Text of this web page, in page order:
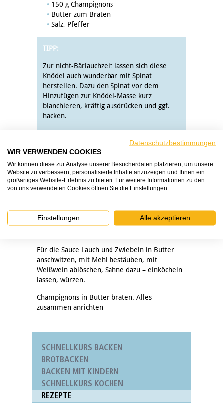
SCHNELLKURS BACKEN
BROTBACKEN
BACKEN MIT KINDERN
SCHNELLKURS KOCHEN
REZEPTE
150 g Champignons
Butter zum Braten
Salz, Pfeffer
TIPP:
Zur nicht-Bärlauchzeit lassen sich diese
Knödel auch wunderbar mit Spinat
herstellen. Dazu den Spinat vor dem
Hinzufügen zur Knödel-Masse kurz
blanchieren, kräftig ausdrücken und ggf.
hacken.
ZUBEREITUNG:
Brötchen vom Vortag in feine Würfel
schneiden, Zwiebel und Bärlauch hacken, mit
10 min. ziehen lassen, Knödel formen. In
siedendem Wasser ca. 15 Min. garziehen,
Für die Sauce Lauch und Zwiebeln in Butter
anschwitzen, mit Mehl bestäuben, mit
Weißwein ablöschen, Sahne dazu – einköcheln
lassen, würzen.
Champignons in Butter braten. Alles
zusammen anrichten
Datenschutzbestimmungen
WIR VERWENDEN COOKIES
Wir können diese zur Analyse unserer Besucherdaten platzieren, um unsere
Website zu verbessern, personalisierte Inhalte anzuzeigen und Ihnen ein
großartiges Website-Erlebnis zu bieten. Für weitere Informationen zu den
von uns verwendeten Cookies öffnen Sie die Einstellungen.
Einstellungen Alle akzeptieren